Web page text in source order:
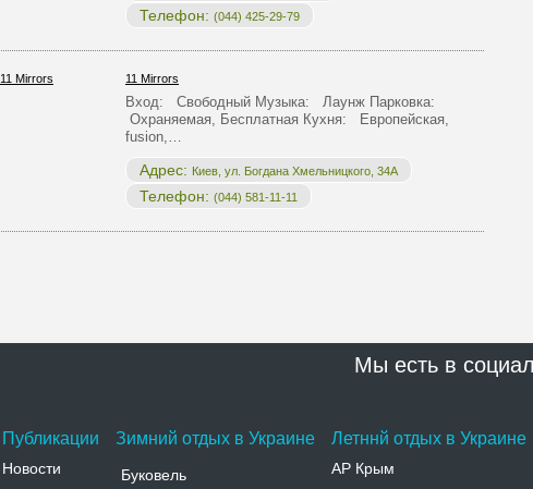
Телефон: (044) 425-29-79
11 Mirrors
Вход: Свободный Музыка: Лаунж Парковка:
Охраняемая, Бесплатная Кухня: Европейская,
fusion,…
Адрес: Киев, ул. Богдана Хмельницкого, 34А
Телефон: (044) 581-11-11
Мы есть в
Публикации
Новости
Зимний отдых в Украине
Буковель
Летннй отдых в Украине
АР Крым